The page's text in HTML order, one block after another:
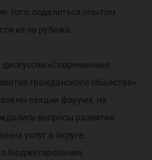
того, поделиться опытом
из-за рубежа.
дискуссии «Современные
гражданского общества»
секции форума, на
вопросы развития
услуг в округе,
бюджетирования,